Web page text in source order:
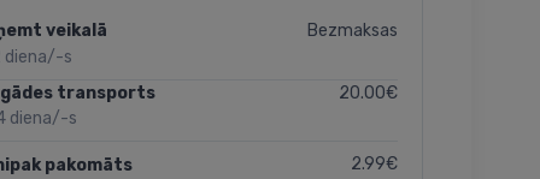
veikalā
diena/-s
Bezmaksas
transports
diena/-s
20.00€
pakomāts
2.99€